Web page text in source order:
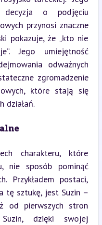
o podjęciu
przynosi znaczne
pokazuje, że „kto nie
Jego umiejętność
odważnych
zgromadzenie
które stają się
działań.
charakteru, które
nie sposób pominąć
Przykładem postaci,
tę sztukę, jest Suzin –
od pierwszych stron
dzięki swojej